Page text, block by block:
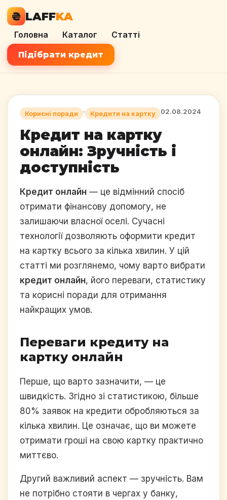
₴ LAFFKA
Головна Каталог Статті
Підібрати кредит
Корисні поради · Кредити на картку 02.08.2024
Кредит на картку
онлайн: Зручність і
доступність
Кредит онлайн — це відмінний спосіб
отримати фінансову допомогу, не
залишаючи власної оселі. Сучасні
технології дозволяють оформити кредит
на картку всього за кілька хвилин. У цій
статті ми розглянемо, чому варто вибрати
кредит онлайн, його переваги, статистику
та корисні поради для отримання
найкращих умов.
Переваги кредиту на
картку онлайн
Перше, що варто зазначити, — це
швидкість. Згідно зі статистикою, більше
80% заявок на кредити обробляються за
кілька хвилин. Це означає, що ви можете
отримати гроші на свою картку практично
миттєво.
Другий важливий аспект — зручність. Вам
не потрібно стояти в чергах у банку,